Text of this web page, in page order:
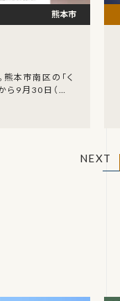
本市南区の「く
9月30日（水）
熊本市
NEXT